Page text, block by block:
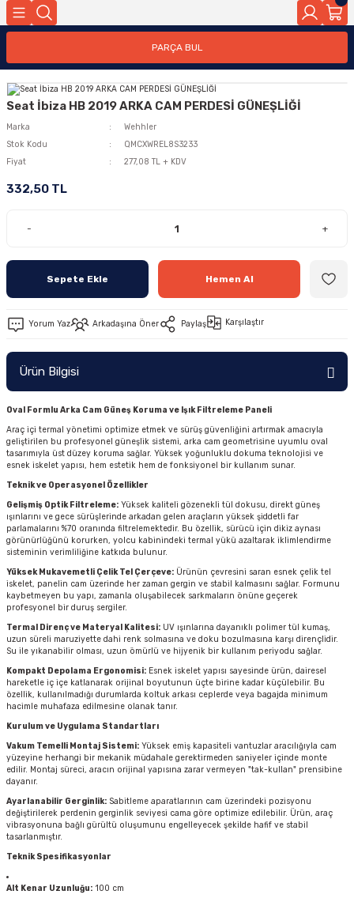
PARÇA BUL
Seat İbiza HB 2019 ARKA CAM PERDESİ GÜNEŞLİĞİ
Marka
Wehhler
Stok Kodu
QMCXWREL8S3233
Fiyat
277,08 TL + KDV
332,50 TL
- +
Sepete Ekle Hemen Al
Yorum Yaz Arkadaşına Öner Paylaş Karşılaştır
Ürün Bilgisi
Oval Formlu Arka Cam Güneş Koruma ve Işık Filtreleme Paneli
Araç içi termal yönetimi optimize etmek ve sürüş güvenliğini artırmak amacıyla
geliştirilen bu profesyonel güneşlik sistemi, arka cam geometrisine uyumlu oval
tasarımıyla üst düzey koruma sağlar. Yüksek yoğunluklu dokuma teknolojisi ve
esnek iskelet yapısı, hem estetik hem de fonksiyonel bir kullanım sunar.
Teknik ve Operasyonel Özellikler
Gelişmiş Optik Filtreleme: Yüksek kaliteli gözenekli tül dokusu, direkt güneş
ışınlarını ve gece sürüşlerinde arkadan gelen araçların yüksek şiddetli far
parlamalarını %70 oranında filtrelemektedir. Bu özellik, sürücü için dikiz aynası
görünürlüğünü korurken, yolcu kabinindeki termal yükü azaltarak iklimlendirme
sisteminin verimliliğine katkıda bulunur.
Yüksek Mukavemetli Çelik Tel Çerçeve: Ürünün çevresini saran esnek çelik tel
iskelet, panelin cam üzerinde her zaman gergin ve stabil kalmasını sağlar. Formunu
kaybetmeyen bu yapı, zamanla oluşabilecek sarkmaların önüne geçerek
profesyonel bir duruş sergiler.
Termal Direnç ve Materyal Kalitesi: UV ışınlarına dayanıklı polimer tül kumaş,
uzun süreli maruziyette dahi renk solmasına ve doku bozulmasına karşı dirençlidir.
Su ile yıkanabilir olması, uzun ömürlü ve hijyenik bir kullanım periyodu sağlar.
Kompakt Depolama Ergonomisi: Esnek iskelet yapısı sayesinde ürün, dairesel
hareketle iç içe katlanarak orijinal boyutunun üçte birine kadar küçülebilir. Bu
özellik, kullanılmadığı durumlarda koltuk arkası ceplerde veya bagajda minimum
hacimle muhafaza edilmesine olanak tanır.
Kurulum ve Uygulama Standartları
Vakum Temelli Montaj Sistemi: Yüksek emiş kapasiteli vantuzlar aracılığıyla cam
yüzeyine herhangi bir mekanik müdahale gerektirmeden saniyeler içinde monte
edilir. Montaj süreci, aracın orijinal yapısına zarar vermeyen "tak-kullan" prensibine
dayanır.
Ayarlanabilir Gerginlik: Sabitleme aparatlarının cam üzerindeki pozisyonu
değiştirilerek perdenin gerginlik seviyesi cama göre optimize edilebilir. Ürün, araç
vibrasyonuna bağlı gürültü oluşumunu engelleyecek şekilde hafif ve stabil
tasarlanmıştır.
Teknik Spesifikasyonlar
Alt Kenar Uzunluğu: 100 cm